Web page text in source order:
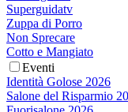
Superguidatv
Zuppa di Porro
Non Sprecare
Cotto e Mangiato
Eventi
Identità Golose 2026
Salone del Risparmio